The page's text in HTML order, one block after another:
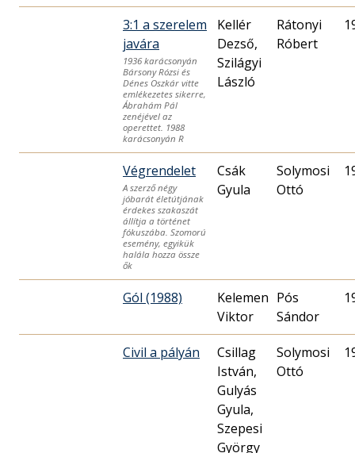
3:1 a szerelem
javára
1936 karácsonyán
Bársony Rózsi és
Dénes Oszkár vitte
emlékezetes sikerre,
Ábrahám Pál
zenéjével az
operettet. 1988
karácsonyán R
Kellér
Dezső,
Szilágyi
László
Rátonyi
Róbert
Végrendelet
A szerző négy
jóbarát életútjának
érdekes szakaszát
állítja a történet
fókuszába. Szomorú
esemény, egyikük
halála hozza össze
ők
Csák
Gyula
Solymosi
Ottó
Gól (1988)
Kelemen
Viktor
Pós
Sándor
Civil a pályán
Csillag
István,
Gulyás
Gyula,
Szepesi
György
Solymosi
Ottó